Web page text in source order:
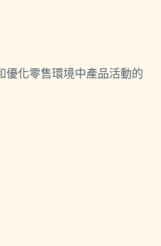
優化零售環境中產品活動的